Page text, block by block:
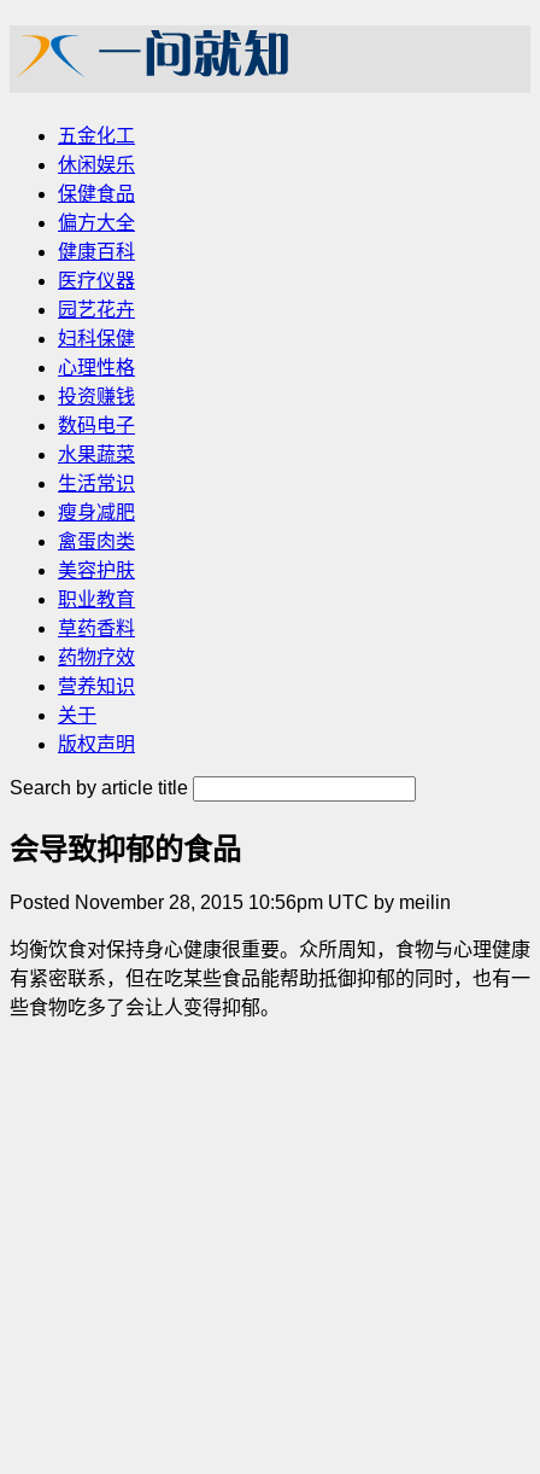
五金化工
休闲娱乐
保健食品
偏方大全
健康百科
医疗仪器
园艺花卉
妇科保健
心理性格
投资赚钱
数码电子
水果蔬菜
生活常识
瘦身减肥
禽蛋肉类
美容护肤
职业教育
草药香料
药物疗效
营养知识
关于
版权声明
Search by article title
会导致抑郁的食品
Posted November 28, 2015 10:56pm UTC by meilin
均衡饮食对保持身心健康很重要。众所周知，食物与心理健康
有紧密联系，但在吃某些食品能帮助抵御抑郁的同时，也有一
些食物吃多了会让人变得抑郁。